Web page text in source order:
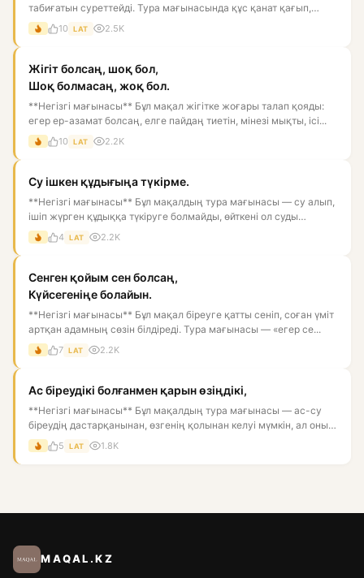
табиғатын суреттейді. Тура мағынасында құс қанат қағып,
биікке ұм...
10 LAT 2.5K
Жігіт болсаң, шоқ бол,
Шоқ болмасаң, жоқ бол.
**Негізгі мағынасы** Бұл мақал жігітке жоғары талап қояды:
егер ер-азамат болсаң, елге пайдаң тиетін, мінезі мықты, ісі...
10 LAT 2.2K
Су ішкен құдығыңа түкірме.
**Негізгі мағынасы** Бұл мақалдың тура мағынасы — су алып,
ішіп жүрген құдыққа түкіруге болмайды, өйткені ол суды
ластай...
4 LAT 2.2K
Сенген қойым сен болсаң,
Күйсегеніңе болайын.
**Негізгі мағынасы** Бұл мақал біреуге қатты сеніп, соған үміт
артқан адамның сөзін білдіреді. Тура мағынасы — «егер се...
7 LAT 2.2K
Ас біреудікі болғанмен қарын өзіңдікі,
**Негізгі мағынасы** Бұл мақалдың тура мағынасы — ас-су
біреудің дастарқанынан, өзгенің қолынан келуі мүмкін, ал оны
қор...
5 LAT 1.8K
MAQAL.KZ